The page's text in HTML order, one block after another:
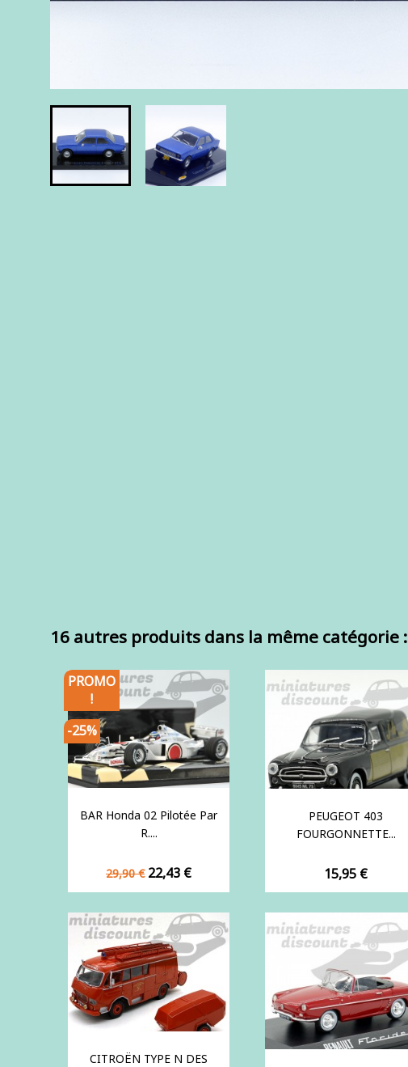
16 autres produits dans la même catégorie :
BAR Honda 02 Pilotée Par
R....
Prix
de
29,90 € Prix
22,43 €
PROMO
!
-25%
PEUGEOT 403
FOURGONNETTE...
Prix
15,95 €
CITROËN TYPE N DES